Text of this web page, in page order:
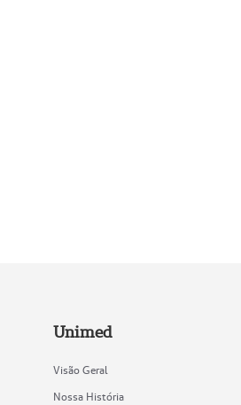
Unimed
Visão Geral
Nossa História